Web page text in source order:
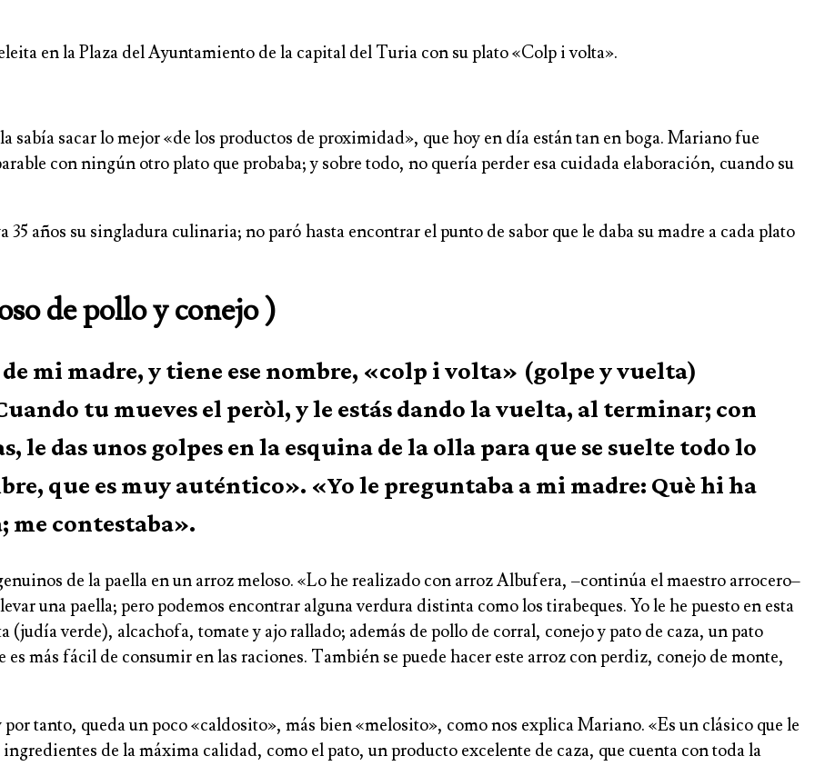
en la Plaza del Ayuntamiento de la capital del Turia con su plato «Colp i volta».
sabía sacar lo mejor «de los productos de proximidad», que hoy en día están tan en boga. Mariano fue
con ningún otro plato que probaba; y sobre todo, no quería perder esa cuidada elaboración, cuando su
años su singladura culinaria; no paró hasta encontrar el punto de sabor que le daba su madre a cada plato
de pollo y conejo )
mi madre, y tiene ese nombre, «colp i volta» (golpe y vuelta)
tu mueves el peròl, y le estás dando la vuelta, al terminar; con
das unos golpes en la esquina de la olla para que se suelte todo lo
que es muy auténtico». «Yo le preguntaba a mi madre: Què hi ha
me contestaba».
de la paella en un arroz meloso. «Lo he realizado con arroz Albufera, –continúa el maestro arrocero–
una paella; pero podemos encontrar alguna verdura distinta como los tirabeques. Yo le he puesto en esta
verde), alcachofa, tomate y ajo rallado; además de pollo de corral, conejo y pato de caza, un pato
es más fácil de consumir en las raciones. También se puede hacer este arroz con perdiz, conejo de monte,
tanto, queda un poco «caldosito», más bien «melosito», como nos explica Mariano. «Es un clásico que le
de la máxima calidad, como el pato, un producto excelente de caza, que cuenta con toda la